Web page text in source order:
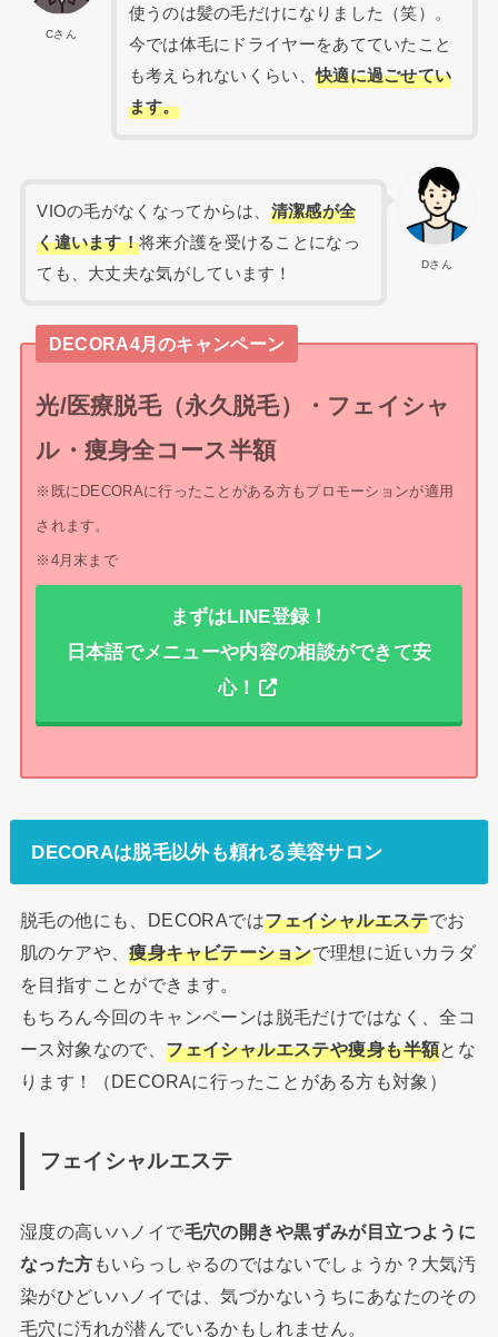
Cさん
使うのは髪の毛だけになりました（笑）。
今では体毛にドライヤーをあてていたこと
も考えられないくらい、快適に過ごせてい
ます。
Dさん
VIOの毛がなくなってからは、 清潔感が全
く違います！将来介護を受けることになっ
ても、大丈夫な気がしています！
DECORA4月のキャンペーン
光/医療脱毛（永久脱毛）・フェイシャ
ル・痩身全コース半額
※既にDECORAに行ったことがある方もプロモーションが適用
されます。
※4月末まで
まずはLINE登録！
日本語でメニューや内容の相談ができて安
心！
DECORAは脱毛以外も頼れる美容サロン
脱毛の他にも、DECORAではフェイシャルエステでお
肌のケアや、痩身キャビテーションで理想に近いカラダ
を目指すことができます。
もちろん今回のキャンペーンは脱毛だけではなく、全コ
ース対象なので、フェイシャルエステや痩身も半額とな
ります！（DECORAに行ったことがある方も対象）
フェイシャルエステ
湿度の高いハノイで毛穴の開きや黒ずみが目立つように
なった方 もいらっしゃるのではないでしょうか？大気汚
染がひどいハノイでは、気づかないうちにあなたのその
毛穴に汚れが潜んでいるかもしれません。